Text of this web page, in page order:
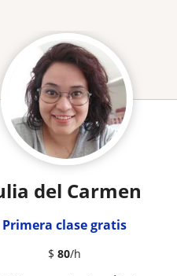
del Carmen
Primera clase gratis
$80/h